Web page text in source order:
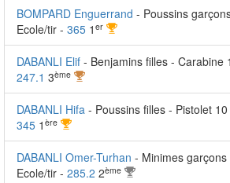
BOMPARD Enguerrand - Poussins
Ecole/tir - 365 1 er
DABANLI Elif - Benjamins filles - Carabine
247.1 3ème
DABANLI Hifa - Poussins filles - Pistolet
345 1 ère
DABANLI Omer-Turhan - Minimes
Ecole/tir - 285.2 2ème